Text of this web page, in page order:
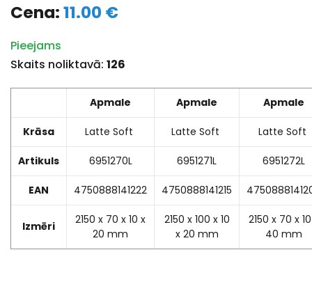
Cena:11.00 €
Pieejams
Skaits noliktavā: 126
Apmale Apmale Apmale
Krāsa Latte Soft Latte Soft Latte Soft
Artikuls 6951270L 6951271L 6951272L
EAN 4750888141222 4750888141215
Izmēri
2150 x 70 x 10 x
20 mm
2150 x 100 x 10
x 20 mm
2150 x 70 x
40 mm